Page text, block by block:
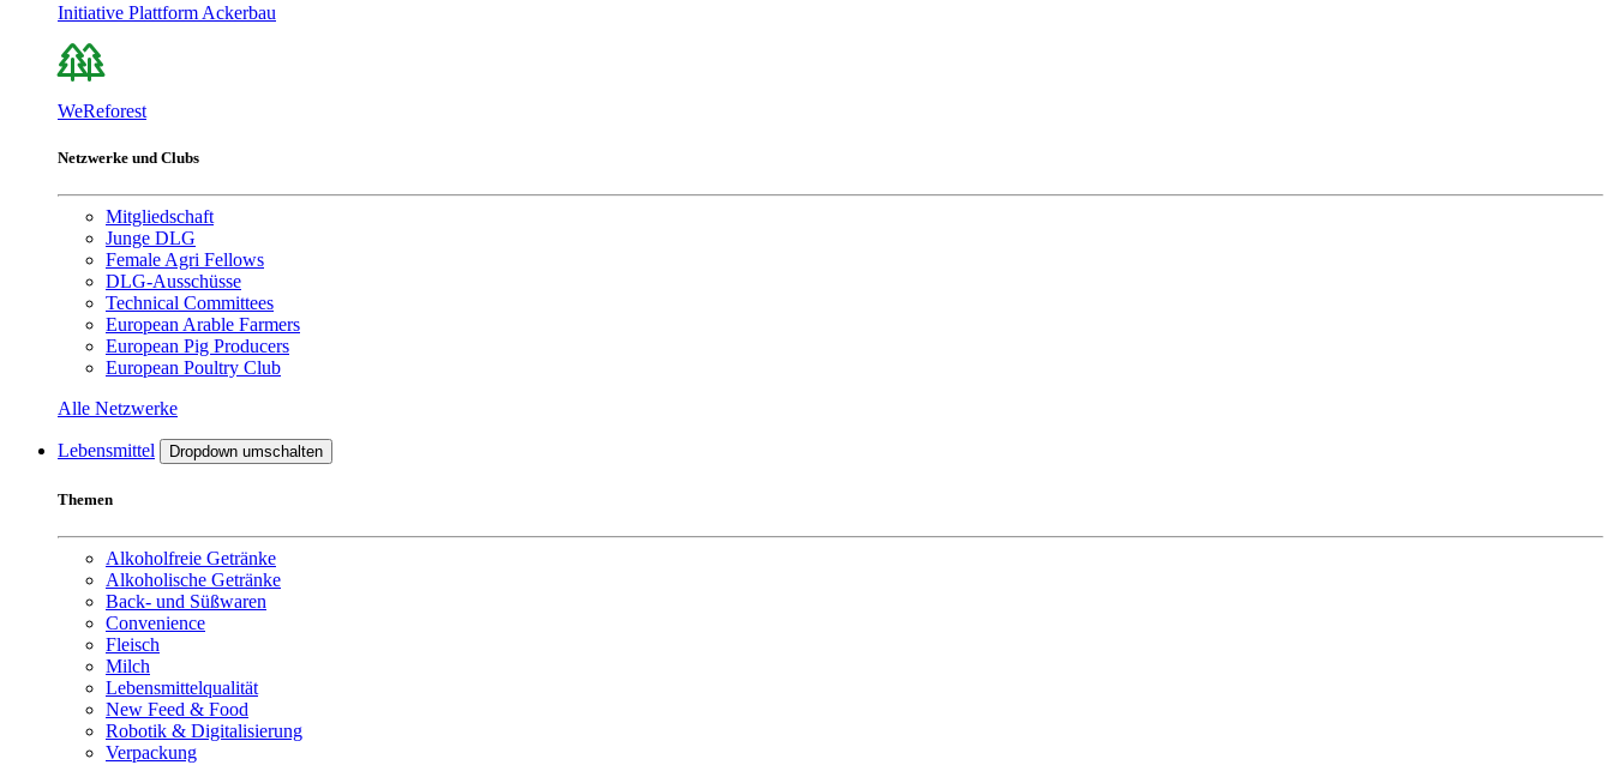
Initiative Plattform Ackerbau
WeReforest
Netzwerke und Clubs
Mitgliedschaft
Junge DLG
Female Agri Fellows
DLG-Ausschüsse
Technical Committees
European Arable Farmers
European Pig Producers
European Poultry Club
Alle Netzwerke
Lebensmittel Dropdown umschalten
Themen
Alkoholfreie Getränke
Alkoholische Getränke
Back- und Süßwaren
Convenience
Fleisch
Milch
Lebensmittelqualität
New Feed & Food
Robotik & Digitalisierung
Verpackung